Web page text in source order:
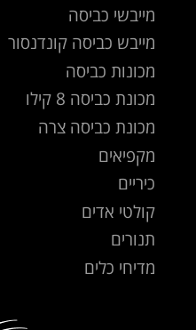
מייבשי כביסה
מייבש כביסה קונדנסור
מכונות כביסה
מכונת כביסה 8 קילו
מכונת כביסה צרה
מקפיאים
כיריים
קולטי אדים
תנורים
מדיחי כלים